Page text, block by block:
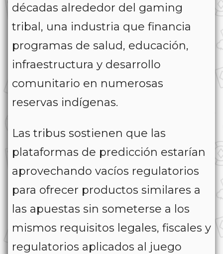
décadas alrededor del gaming
tribal, una industria que financia
programas de salud, educación,
infraestructura y desarrollo
comunitario en numerosas
reservas indígenas.
Las tribus sostienen que las
plataformas de predicción estarían
aprovechando vacíos regulatorios
para ofrecer productos similares a
las apuestas sin someterse a los
mismos requisitos legales, fiscales y
regulatorios aplicados al juego